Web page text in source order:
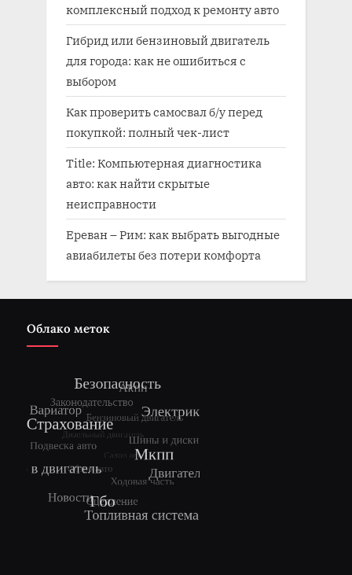
комплексный подход к ремонту авто
Гибрид или бензиновый двигатель
для города: как не ошибиться с
выбором
Как проверить самосвал б/у перед
покупкой: полный чек-лист
Title: Компьютерная диагностика
авто: как найти скрытые
неисправности
Ереван – Рим: как выбрать выгодные
авиабилеты без потери комфорта
Облако меток